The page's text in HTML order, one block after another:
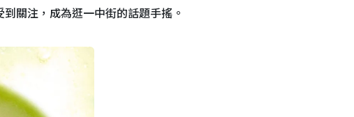
關注，成為逛一中街的話題手搖。